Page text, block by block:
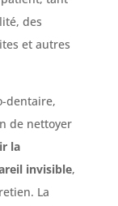
des
et autres
dentaire,
de nettoyer
la
invisible,
La